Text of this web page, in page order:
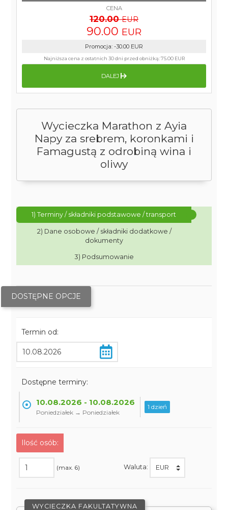
Wycieczka Marathon z Ayia
Napy za srebrem, koronkami i
Famagustą z odrobiną wina i
oliwy
1) Terminy / składniki podstawowe / transport
2) Dane osobowe / składniki dodatkowe /
dokumenty
3) Podsumowanie
DOSTĘPNE OPCJE
Termin od:
Dostępne terminy:
10.08.2026 - 10.08.2026
Poniedziałek → Poniedziałek
1 dzień
Ilość osób:
(max. 6) Waluta:
WYCIECZKA FAKULTATYWNA
CENA
120.00 EUR
90.00 EUR
Promocja: -30.00 EUR
Najniższa cena z ostatnich 30 dni przed obniżką:75.00 EUR
DALEJ